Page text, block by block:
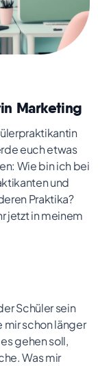
Marketing
euch etwas
Wie bin ich bei
und
Praktika?
jetzt in meinem
Schüler sein
mir schon länger
gehen soll,
Was mir